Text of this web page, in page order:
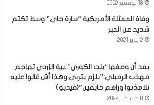
13 نوفمبر 2022
وفاة الممثلة الأمريكية “سارة جاي” وسط تكتم
شديد عن الخبر
2 يناير 2021
بعد أن وصفها ‘بنت الكوري’..بية الزردي تهاجم
مهذب الرميلي:”يلزم يتربى وهذا أش قالوا عليه
تلامذتوا وراهم خايفين”(فيديو)